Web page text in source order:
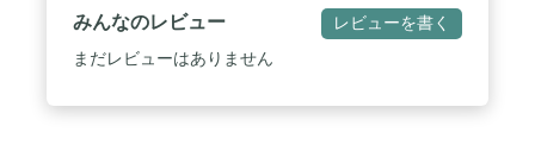
ぎで異なる効果的な段階圧力値を採用 / サイズは
M/Lの2サイズで男女兼用です
みんなのレビュー レビューを書く
まだレビューはありません